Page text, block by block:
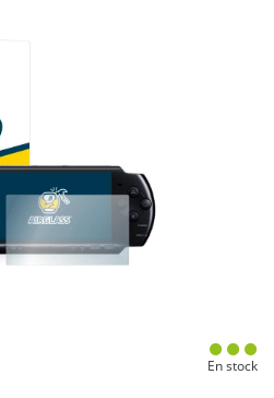
En stock